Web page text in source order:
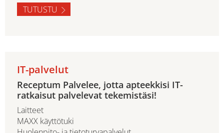
TUTUSTU
IT-palvelut
Receptum Palvelee, jotta apteekkisi IT-
ratkaisut palvelevat tekemistäsi!
Laitteet
MAXX käyttötuki